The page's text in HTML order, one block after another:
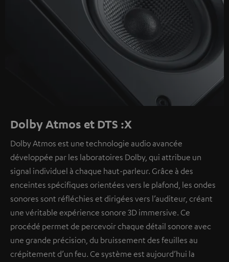
Dolby Atmos et DTS :X
Dolby Atmos est une technologie audio avancée
développée par les laboratoires Dolby, qui attribue un
signal individuel à chaque haut-parleur. Grâce à des
enceintes spécifiques orientées vers le plafond, les ondes
sonores sont réfléchies et dirigées vers l’auditeur, créant
une véritable expérience sonore 3D immersive. Ce
procédé permet de percevoir chaque détail sonore avec
une grande précision, du bruissement des feuilles au
crépitement d’un feu. Ce système est aujourd’hui la